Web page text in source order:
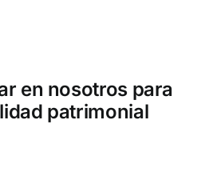
en nosotros para
patrimonial